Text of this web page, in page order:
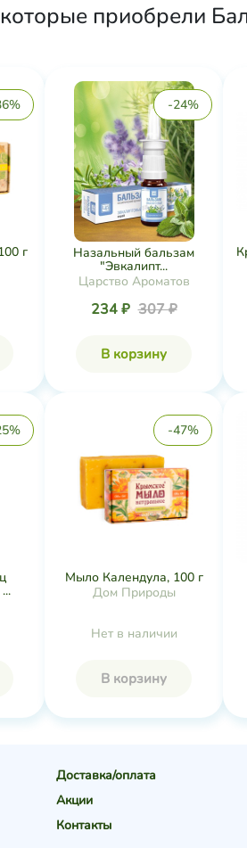
приобрели
г
-24%
Назальный бальзам
"Эвкалипт...
Царство Ароматов
234 ₽ 307 ₽
В корзину
-47%
Мыло Календула, 100 г
Дом Природы
Нет в наличии
В корзину
Доставка/оплата
Акции
Контакты